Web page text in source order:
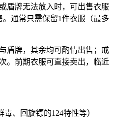
盾牌无法放入时，可出售衣服
通常只需保留1件衣服（最多
盾牌，其余均可酌情出售；戒
。前期衣服可直接卖出，临近
、回旋镖的124特性等）